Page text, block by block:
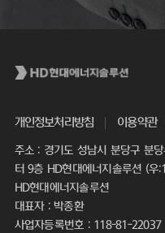
개인정보처리방침 이용약관
주소 : 경기도 성남시 분당구 분
터 9층 HD현대에너지솔루션 (우
HD현대에너지솔루션
대표자 : 박종환
사업자등록번호 : 118-81-22037